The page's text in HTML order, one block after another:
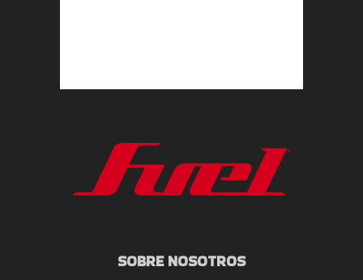
SOBRE NOSOTROS